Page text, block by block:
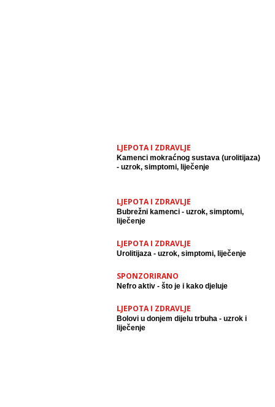
LJEPOTA I ZDRAVLJE
Kamenci mokraćnog sustava (urolitijaza)
- uzrok, simptomi, liječenje
LJEPOTA I ZDRAVLJE
Bubrežni kamenci - uzrok, simptomi,
liječenje
LJEPOTA I ZDRAVLJE
Urolitijaza - uzrok, simptomi, liječenje
SPONZORIRANO
Nefro aktiv - što je i kako djeluje
LJEPOTA I ZDRAVLJE
Bolovi u donjem dijelu trbuha - uzrok i
liječenje